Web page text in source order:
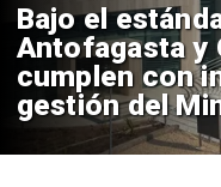
Bajo el
Antofagasta y
cumplen con
gestión del